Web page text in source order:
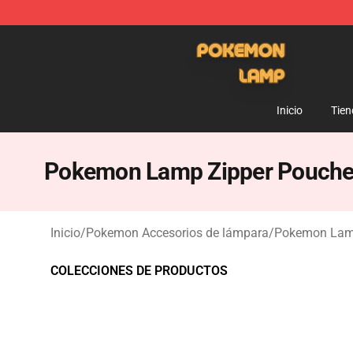
Inicio
Pokemon Lamp Zipper
Inicio/Pokemon Accesorios de lámpara/Pokemon
COLECCIONES DE PRODUCTOS